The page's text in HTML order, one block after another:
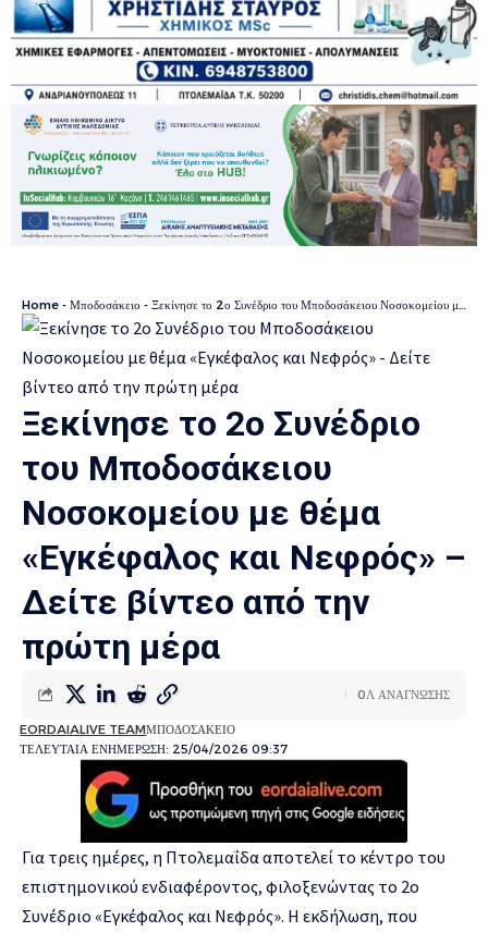
Home - Μποδοσάκειο - Ξεκίνησε το 2ο Συνέδριο του Μποδοσάκειου Νοσοκομείου με θέμα «Εγκέφαλος και Νεφρός» – Δείτε βίντεο από την πρώτη μέρα
Ξεκίνησε το 2ο Συνέδριο
του Μποδοσάκειου
Νοσοκομείου με θέμα
«Εγκέφαλος και Νεφρός» –
Δείτε βίντεο από την
πρώτη μέρα
ΤΕΛΕΥΤΑΙΑ ΕΝΗΜΕΡΩΣΗ: 25/04/2026 09:37
EORDAIALIVE TEAMΜΠΟΔΟΣΑΚΕΙΟ
0Λ ΑΝΑΓΝΩΣΗΣ
Για τρεις ημέρες, η Πτολεμαΐδα αποτελεί το κέντρο του
επιστημονικού ενδιαφέροντος, φιλοξενώντας το 2ο
Συνέδριο «Εγκέφαλος και Νεφρός». Η εκδήλωση, που